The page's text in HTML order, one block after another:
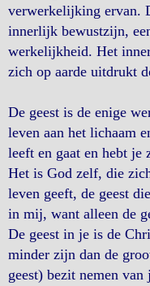
verwerkelijking ervan.
innerlijk bewustzijn,
werkelijkheid. Het
zich op aarde uitdrukt
De geest is de enige
leven aan het lichaam
leeft en gaat en hebt
Het is God zelf, die
leven geeft, de geest
in mij, want alleen de
De geest in je is de
minder zijn dan de
geest) bezit nemen